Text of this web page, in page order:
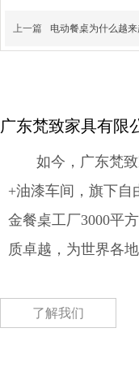
上一篇 电动餐桌为什么越
广东梵致家具有限
如今，广东梵致
+油漆车间，旗下自
金餐桌工厂3000平
质卓越，为世界各
了解我们